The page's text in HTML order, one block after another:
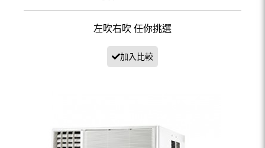
左吹右吹 任你挑選